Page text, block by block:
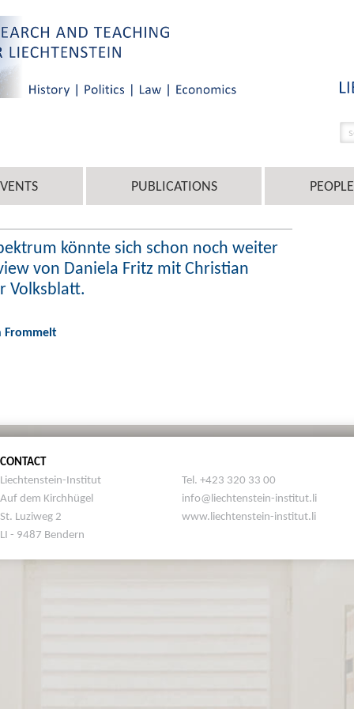
PUBLICATIONS PEOPLE
könnte sich schon noch weiter
von Daniela Fritz mit Christian
Volksblatt.
Frommelt
CONTACT
Liechtenstein-Institut
Auf dem Kirchhügel
St. Luziweg 2
LI - 9487 Bendern
Tel. +423 320 33 00
info@liechtenstein-institut.li
www.liechtenstein-institut.li